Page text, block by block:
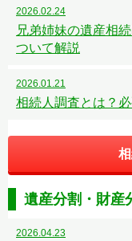
2026.02.24
兄弟姉妹の遺産相
ついて解説
2026.01.21
相続人調査とは？
遺産分割・財産
2026.04.23